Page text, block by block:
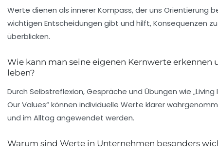
Werte dienen als innerer Kompass, der uns Orientierung
wichtigen Entscheidungen gibt und hilft, Konsequenzen zu
überblicken.
Wie kann man seine eigenen Kernwerte erkennen
leben?
Durch Selbstreflexion, Gespräche und Übungen wie „Living
Our Values“ können individuelle Werte klarer
und im Alltag angewendet werden.
Warum sind Werte in Unternehmen besonders